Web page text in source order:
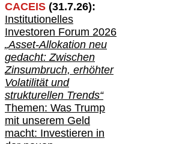
CACEIS (31.7.26):
Institutionelles
Investoren Forum 2026
„Asset-Allokation neu
gedacht: Zwischen
Zinsumbruch, erhöhter
Volatilität und
strukturellen Trends“
Themen: Was Trump
mit unserem Geld
macht: Investieren in